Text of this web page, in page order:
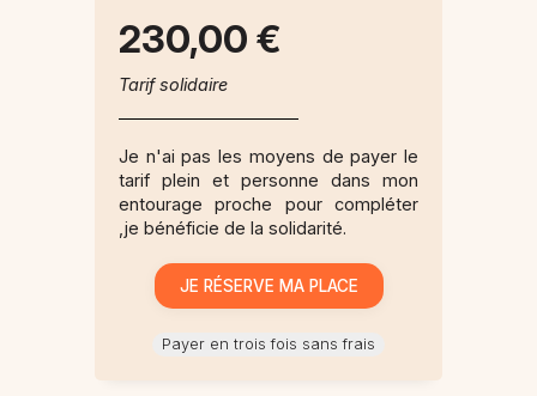
230,00 €
Tarif solidaire
Je n'ai pas les moyens de payer le
tarif plein et personne dans mon
entourage proche pour compléter
,je bénéficie de la solidarité.
Payer en trois fois sans frais